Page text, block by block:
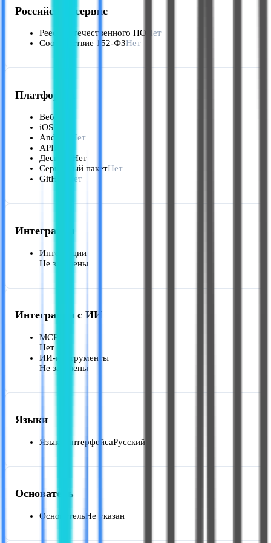
Российский сервис
Реестр отечественного ПО Нет
Соответствие 152-ФЗНет
Платформы
Веб
iOS
Android
Нет
API
Десктоп
Нет
Серверный пакетНет
GitHub
Нет
Интеграции
Интеграции
Не заявлены
Интеграции с ИИ
MCP
Нет
ИИ-инструменты
Не заявлены
Языки
Языки интерфейсаРусский
Основатель
ОсновательНе указан